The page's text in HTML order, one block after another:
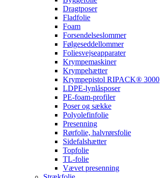
Dragtposer
Fladfolie
Foam
Forsendelseslommer
Følgeseddellommer
Foliesvejseapparater
Krympemaskiner
Krympehætter
Krympepistol RIPACK® 3000
LDPE-lynlåsposer
PE-foam-profiler
Poser og sække
Polyolefinfolie
Presenning
Rørfolie, halvrørsfolie
Sidefalshætter
Topfolie
TL-folie
Vævet presenning